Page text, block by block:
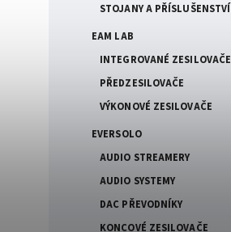
STOJANY A PŘÍSLUŠENSTVÍ
EAM LAB
INTEGROVANÉ ZESILOVAČE
PŘEDZESILOVAČE
VÝKONOVÉ ZESILOVAČE
EVERSOLO
AUDIO STREAMERY
AUDIO SYSTEMY
DAC PŘEVODNÍKY
KONCOVÉ ZESILOVAČE